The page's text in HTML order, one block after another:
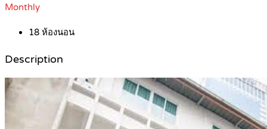
Monthly
18 ห้องนอน
Description